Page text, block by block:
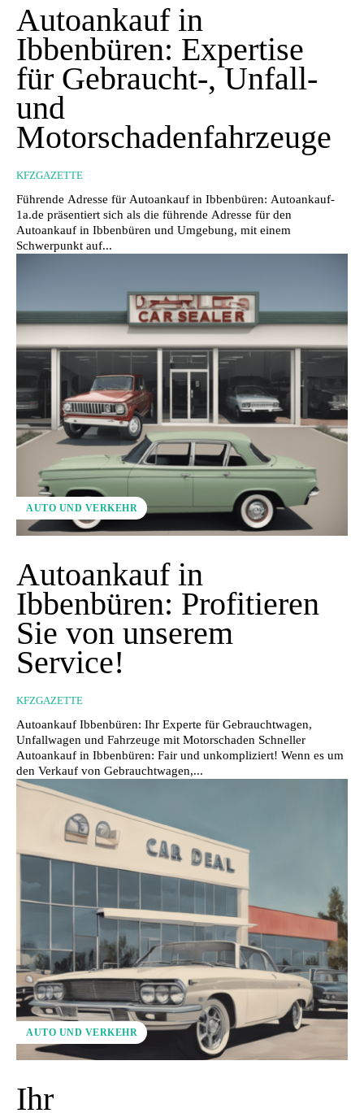
Autoankauf in
Ibbenbüren: Expertise
für Gebraucht-, Unfall-
und
Motorschadenfahrzeuge
KFZGAZETTE
Führende Adresse für Autoankauf in Ibbenbüren: Autoankauf-
1a.de präsentiert sich als die führende Adresse für den
Autoankauf in Ibbenbüren und Umgebung, mit einem
Schwerpunkt auf...
AUTO UND VERKEHR
Autoankauf in
Ibbenbüren: Profitieren
Sie von unserem
Service!
KFZGAZETTE
Autoankauf Ibbenbüren: Ihr Experte für Gebrauchtwagen,
Unfallwagen und Fahrzeuge mit Motorschaden Schneller
Autoankauf in Ibbenbüren: Fair und unkompliziert! Wenn es um
den Verkauf von Gebrauchtwagen,...
AUTO UND VERKEHR
Ihr